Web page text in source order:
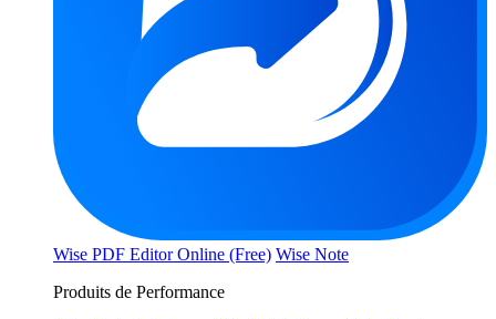
Wise PDF Editor Online (Free) Wise Note
Produits de Performance